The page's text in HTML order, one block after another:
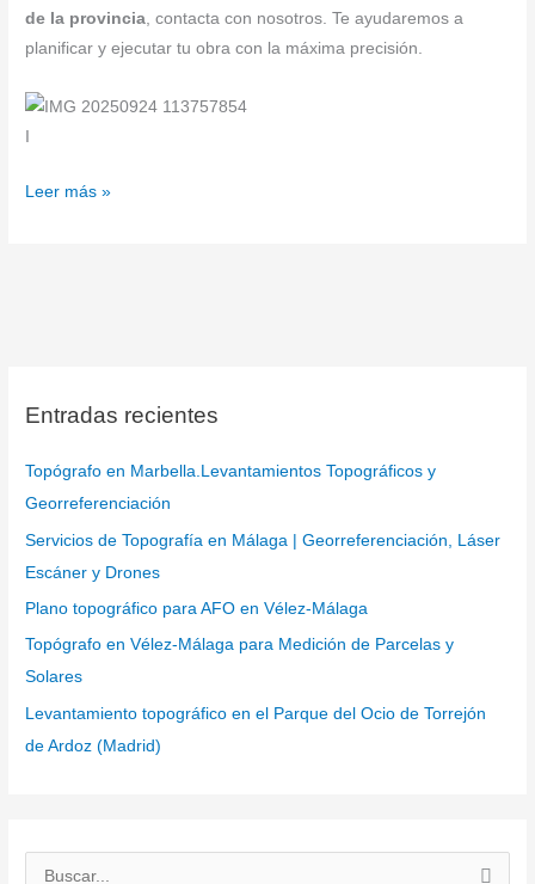
de la provincia, contacta con nosotros. Te ayudaremos a
planificar y ejecutar tu obra con la máxima precisión.
Leer más »
Entradas recientes
Topógrafo en Marbella.Levantamientos Topográficos y
Georreferenciación
Servicios de Topografía en Málaga | Georreferenciación, Láser
Escáner y Drones
Plano topográfico para AFO en Vélez-Málaga
Topógrafo en Vélez-Málaga para Medición de Parcelas y
Solares
Levantamiento topográfico en el Parque del Ocio de Torrejón
de Ardoz (Madrid)